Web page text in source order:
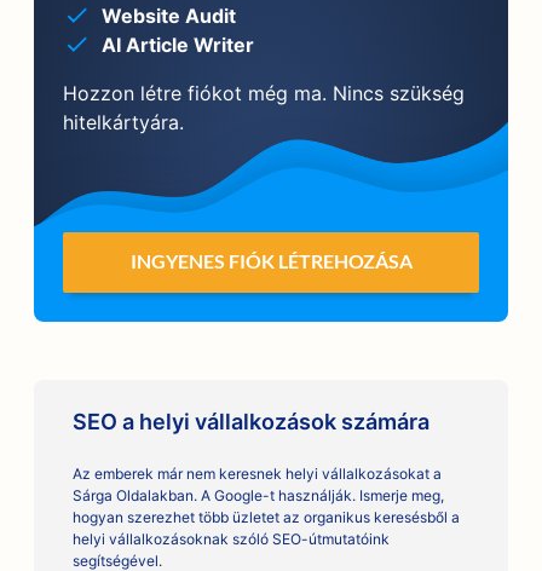
Website Audit
AI Article Writer
Hozzon létre fiókot még ma. Nincs szükség
hitelkártyára.
INGYENES FIÓK LÉTREHOZÁSA
SEO a helyi vállalkozások számára
Az emberek már nem keresnek helyi vállalkozásokat a
Sárga Oldalakban. A Google-t használják. Ismerje meg,
hogyan szerezhet több üzletet az organikus keresésből a
helyi vállalkozásoknak szóló SEO-útmutatóink
segítségével.